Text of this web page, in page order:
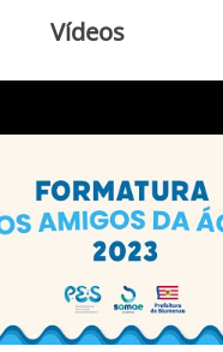
Vídeos